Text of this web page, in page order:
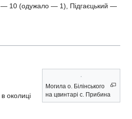
10 (одужало — 1), Підгаєцький —
Могила о. Білінського
на цвинтарі с. Прибина
в околиці